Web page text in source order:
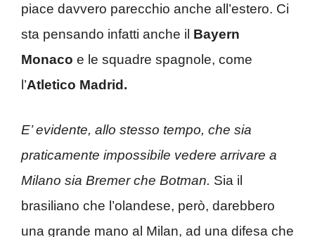
piace davvero parecchio anche all’estero. Ci
sta pensando infatti anche il Bayern
Monaco e le squadre spagnole, come
l’Atletico Madrid.
E’ evidente, allo stesso tempo, che sia
praticamente impossibile vedere arrivare a
Milano sia Bremer che Botman. Sia il
brasiliano che l’olandese, però, darebbero
una grande mano al Milan, ad una difesa che